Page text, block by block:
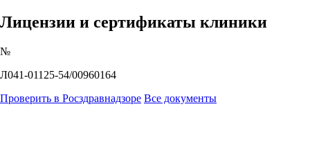
Лицензии и сертификаты клиники
№
Л041-01125-54/00960164
Проверить в Росздравнадзоре Все документы